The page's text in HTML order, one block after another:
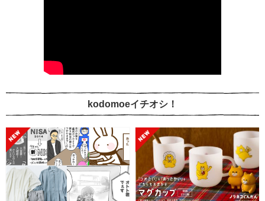
kodomoeイチオシ！